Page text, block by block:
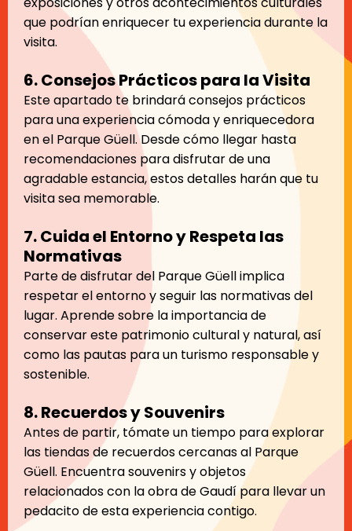
que podrían enriquecer tu experiencia durante la
visita.
6. Consejos Prácticos para la Visita
Este apartado te brindará consejos prácticos
para una experiencia cómoda y enriquecedora
en el Parque Güell. Desde cómo llegar hasta
recomendaciones para disfrutar de una
agradable estancia, estos detalles harán que tu
visita sea memorable.
7. Cuida el Entorno y Respeta las
Normativas
Parte de disfrutar del Parque Güell implica
respetar el entorno y seguir las normativas del
lugar. Aprende sobre la importancia de
conservar este patrimonio cultural y natural, así
como las pautas para un turismo responsable y
sostenible.
8. Recuerdos y Souvenirs
Antes de partir, tómate un tiempo para explorar
las tiendas de recuerdos cercanas al Parque
Güell. Encuentra souvenirs y objetos
relacionados con la obra de Gaudí para llevar un
pedacito de esta experiencia contigo.